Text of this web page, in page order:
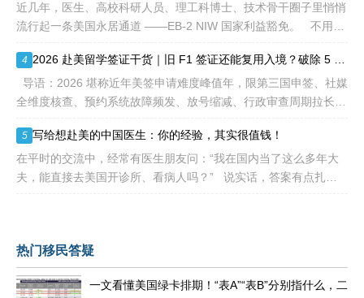
近几年，医生、高校科研人员、理工科博士、技术骨干圈子里悄悄
流行起一条美国永居通道 ——EB-2 NIW 国家利益豁免。 不用提
4
全维度核查、预约系统故障频发、放号缩减、行政审查周期拉长，
5 写给想赴美的中国医生：你的经验，其实很值钱！
在平时的交流中，经常有医生朋友问：“我在国内当了这么多年大
夫，能直接去美国开诊所、看病人吗？” 说实话，答案有点扎
热门移民答疑
一文看懂美国绿卡排期！“表A”“表B”分别指什么，二